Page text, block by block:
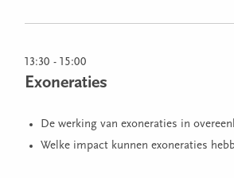
13:30 - 15:00
Exoneraties
De werking van exoneraties in
Welke impact kunnen exoneraties